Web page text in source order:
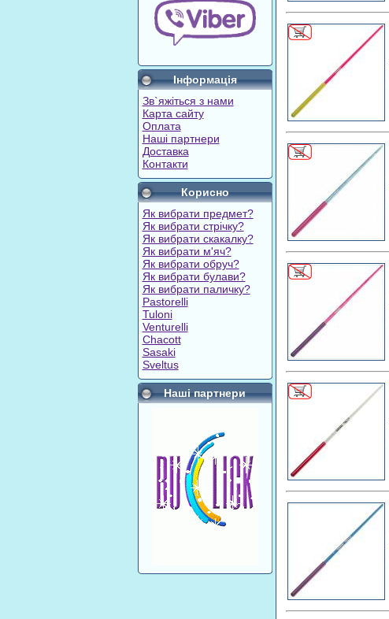
Інформація
Зв`яжіться з нами
Карта сайту
Оплата
Наші партнери
Доставка
Контакти
Корисно
Як вибрати предмет?
Як вибрати стрічку?
Як вибрати скакалку?
Як вибрати м'яч?
Як вибрати обруч?
Як вибрати булави?
Як вибрати паличку?
Pastorelli
Tuloni
Venturelli
Chacott
Sasaki
Sveltus
Наші партнери